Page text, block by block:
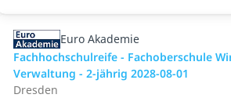
Euro Akademie
Fachhochschulreife - Fachoberschule
Verwaltung - 2-jährig 2028-08-01
Dresden